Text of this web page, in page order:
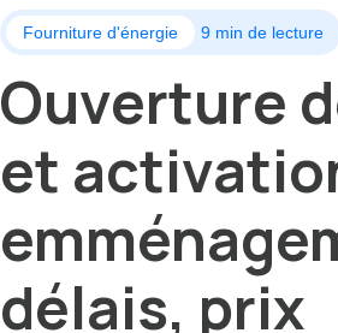
Fourniture d'énergie 9 min de lecture
Ouverture
et
délais, prix